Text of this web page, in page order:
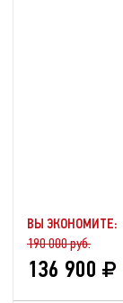
ВЫ ЭКОНОМИТЕ:
190 000 руб.
136 900